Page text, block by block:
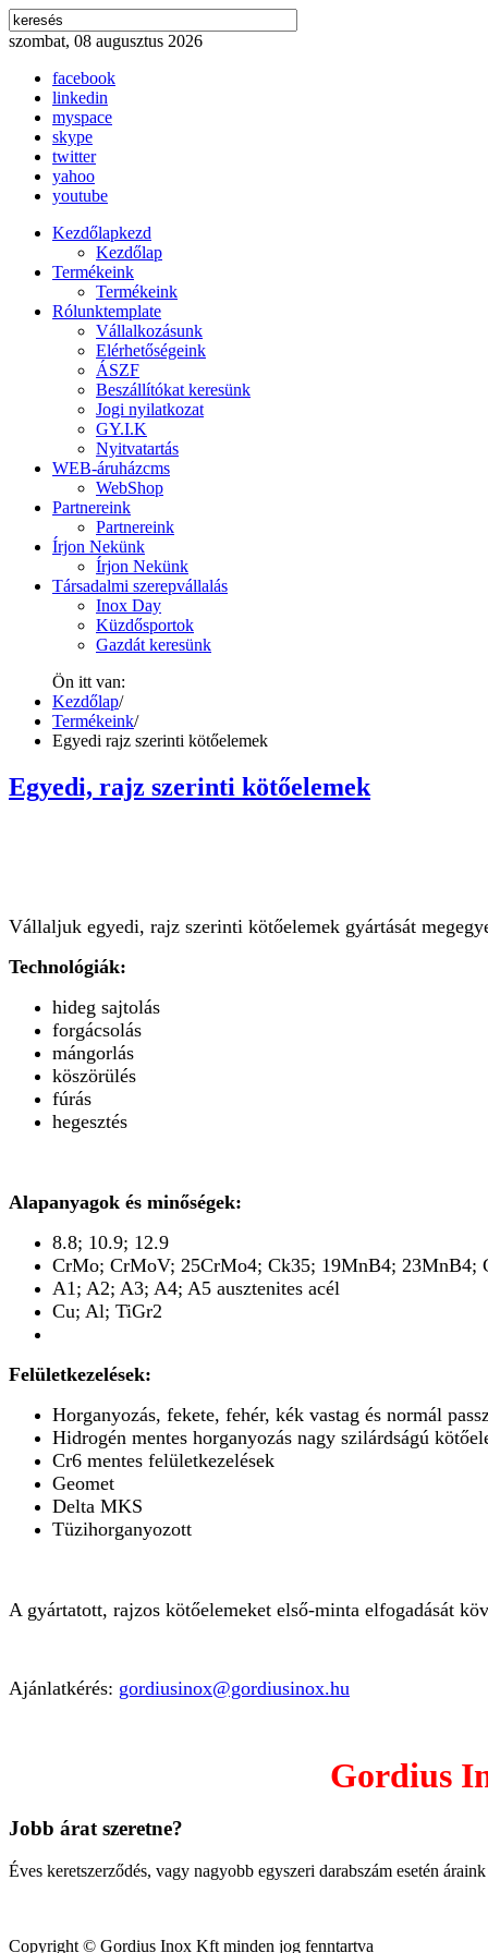
szombat, 08 augusztus 2026
facebook
linkedin
myspace
skype
twitter
yahoo
youtube
Kezdőlapkezd
Kezdőlap
Termékeink
Termékeink
Rólunktemplate
Vállalkozásunk
Elérhetőségeink
ÁSZF
Beszállítókat keresünk
Jogi nyilatkozat
GY.I.K
Nyitvatartás
WEB-áruházcms
WebShop
Partnereink
Partnereink
Írjon Nekünk
Írjon Nekünk
Társadalmi szerepvállalás
Inox Day
Küzdősportok
Gazdát keresünk
Ön itt van:
Kezdőlap/
Termékeink/
Egyedi rajz szerinti kötőelemek
Egyedi, rajz szerinti kötőelemek
Vállaljuk egyedi, rajz szerinti kötőelemek gyártását
Technológiák:
hideg sajtolás
forgácsolás
mángorlás
köszörülés
fúrás
hegesztés
Alapanyagok és minőségek:
8.8; 10.9; 12.9
CrMo; CrMoV; 25CrMo4; Ck35; 19MnB4; 23MnB4;
A1; A2; A3; A4; A5 ausztenites acél
Cu; Al; TiGr2
Felületkezelések:
Horganyozás, fekete, fehér, kék vastag és normál
Hidrogén mentes horganyozás nagy szilárdságú
Cr6 mentes felületkezelések
Geomet
Delta MKS
Tüzihorganyozott
A gyártatott, rajzos kötőelemeket első-minta elfogadását
Ajánlatkérés: gordiusinox@gordiusinox.hu
Gordius
Jobb árat szeretne?
Éves keretszerződés, vagy nagyobb egyszeri darabszám esetén
Copyright © Gordius Inox Kft minden jog fenntartva